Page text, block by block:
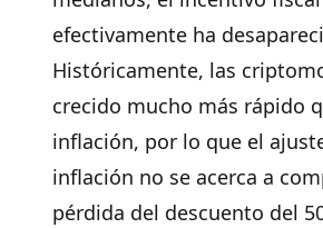
efectivamente ha
Históricamente, las
crecido mucho más rápido
inflación, por lo que el
inflación no se acerca a
pérdida del descuento del